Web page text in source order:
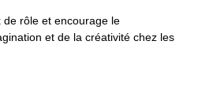
de rôle et encourage le
et de la créativité chez les